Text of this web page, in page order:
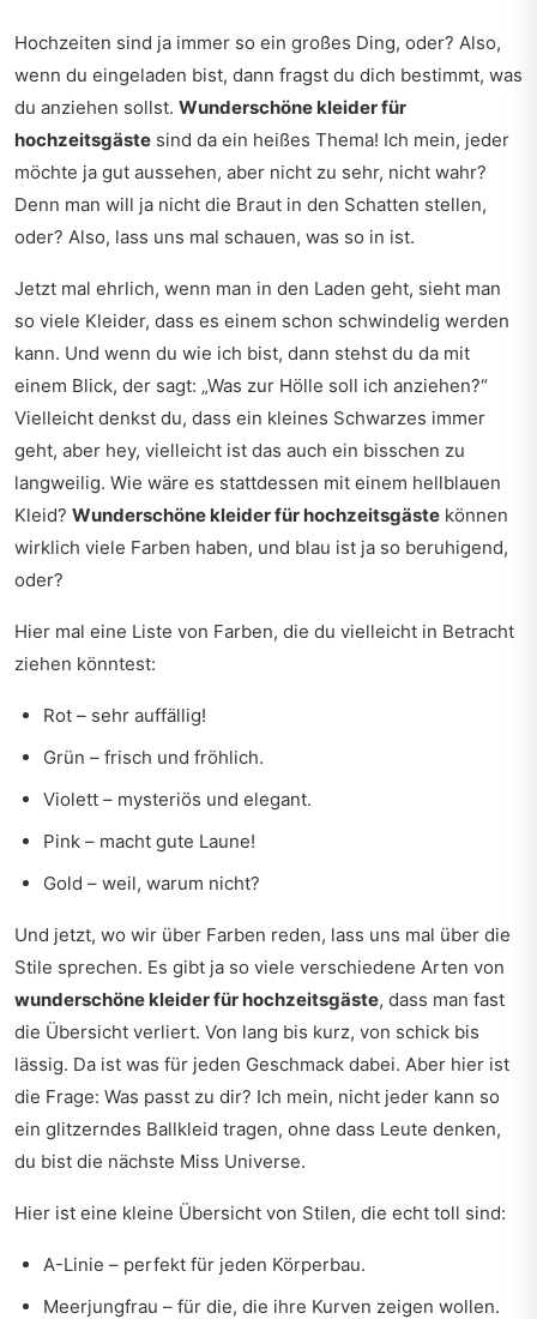
Hochzeiten sind ja immer so ein großes Ding, oder? Also,
wenn du eingeladen bist, dann fragst du dich bestimmt, was
du anziehen sollst. Wunderschöne kleider für
hochzeitsgäste sind da ein heißes Thema! Ich mein, jeder
möchte ja gut aussehen, aber nicht zu sehr, nicht wahr?
Denn man will ja nicht die Braut in den Schatten stellen,
oder? Also, lass uns mal schauen, was so in ist.
Jetzt mal ehrlich, wenn man in den Laden geht, sieht man
so viele Kleider, dass es einem schon schwindelig werden
kann. Und wenn du wie ich bist, dann stehst du da mit
einem Blick, der sagt: „Was zur Hölle soll ich anziehen?“
Vielleicht denkst du, dass ein kleines Schwarzes immer
geht, aber hey, vielleicht ist das auch ein bisschen zu
langweilig. Wie wäre es stattdessen mit einem hellblauen
Kleid? Wunderschöne kleider für hochzeitsgäste können
wirklich viele Farben haben, und blau ist ja so beruhigend,
oder?
Hier mal eine Liste von Farben, die du vielleicht in Betracht
ziehen könntest:
Rot – sehr auffällig!
Grün – frisch und fröhlich.
Violett – mysteriös und elegant.
Pink – macht gute Laune!
Gold – weil, warum nicht?
Und jetzt, wo wir über Farben reden, lass uns mal über die
Stile sprechen. Es gibt ja so viele verschiedene Arten von
wunderschöne kleider für hochzeitsgäste, dass man fast
die Übersicht verliert. Von lang bis kurz, von schick bis
lässig. Da ist was für jeden Geschmack dabei. Aber hier ist
die Frage: Was passt zu dir? Ich mein, nicht jeder kann so
ein glitzerndes Ballkleid tragen, ohne dass Leute denken,
du bist die nächste Miss Universe.
Hier ist eine kleine Übersicht von Stilen, die echt toll sind:
A-Linie – perfekt für jeden Körperbau.
Meerjungfrau – für die, die ihre Kurven zeigen wollen.